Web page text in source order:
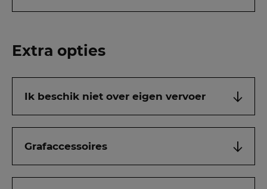
Extra opties
Ik beschik niet over eigen vervoer
Grafaccessoires